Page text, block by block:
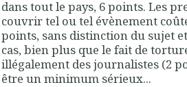
dans tout le pays, 6 points. Les
couvrir tel ou tel évènement
points, sans distinction du sujet
cas, bien plus que le fait de
illégalement des journalistes (2
être un minimum sérieux...